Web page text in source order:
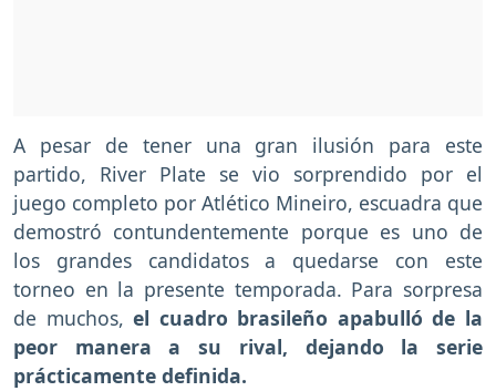
A pesar de tener una gran ilusión para este
partido, River Plate se vio sorprendido por el
juego completo por Atlético Mineiro, escuadra que
demostró contundentemente porque es uno de
los grandes candidatos a quedarse con este
torneo en la presente temporada. Para sorpresa
de muchos, el cuadro brasileño apabulló de la
peor manera a su rival, dejando la serie
prácticamente definida.